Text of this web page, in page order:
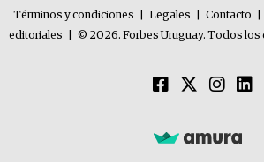
Términos y condiciones Legales Contacto
editoriales
© 2026. Forbes Uruguay. Todos los